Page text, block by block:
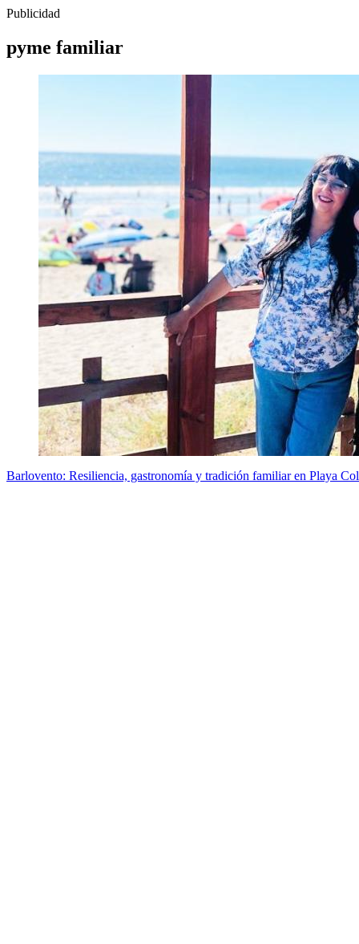
Publicidad
pyme familiar
Barlovento: Resiliencia, gastronomía y tradición familiar en Playa